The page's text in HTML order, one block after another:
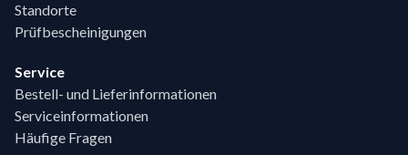
Standorte
Prüfbescheinigungen
Service
Bestell- und Lieferinformationen
Serviceinformationen
Häufige Fragen